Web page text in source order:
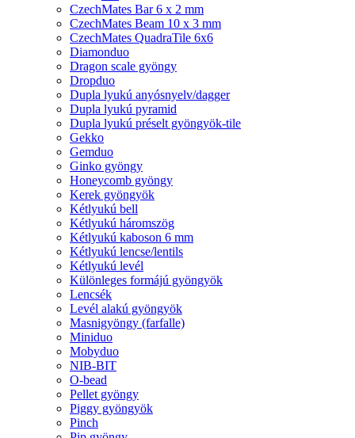
CzechMates Bar 6 x 2 mm
CzechMates Beam 10 x 3 mm
CzechMates QuadraTile 6x6
Diamonduo
Dragon scale gyöngy
Dropduo
Dupla lyukú anyósnyelv/dagger
Dupla lyukú pyramid
Dupla lyukú préselt gyöngyök-tile
Gekko
Gemduo
Ginko gyöngy
Honeycomb gyöngy
Kerek gyöngyök
Kétlyukú bell
Kétlyukú háromszög
Kétlyukú kaboson 6 mm
Kétlyukú lencse/lentils
Kétlyukú levél
Különleges formájú gyöngyök
Lencsék
Levél alakú gyöngyök
Masnigyöngy (farfalle)
Miniduo
Mobyduo
NIB-BIT
O-bead
Pellet gyöngy
Piggy gyöngyök
Pinch